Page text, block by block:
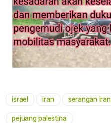
israel iran serangan Iran
pejuang palestina